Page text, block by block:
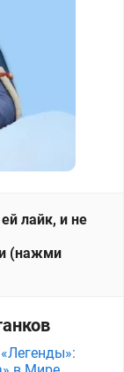
лайк, и не
(нажми